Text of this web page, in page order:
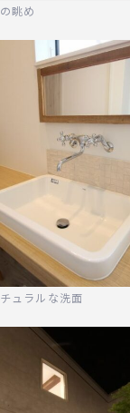
眺め
ュラルな洗面